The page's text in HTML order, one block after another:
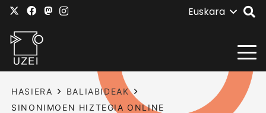
Euskara
HASIERA
BALIABIDEAK
SINONIMOEN HIZTEGIA ONLINE